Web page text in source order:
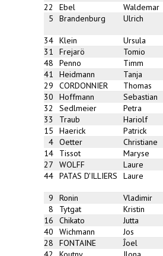
22
Ebel Waldemar
5
Brandenburg Ulrich
34 Klein Ursula
31
Frejarö Tomio
48
Penno Timm
41
Heidmann Tanja
29
CORDONNIER Thomas
30
Hoffmann Sebastian
32
Sedlmeier Petra
33
Traub Hariolf
15
Haerick Patrick
4 Oetter Christiane
14
Tissot Maryse
27
WOLFF Laure
44 PATAS D'ILLIERS Laure
9 Ronin Vladimir
8
Tytgat Kristin
16
Chikato Jutta
40
Wichmann Jos
28
FONTAINE Ĵoel